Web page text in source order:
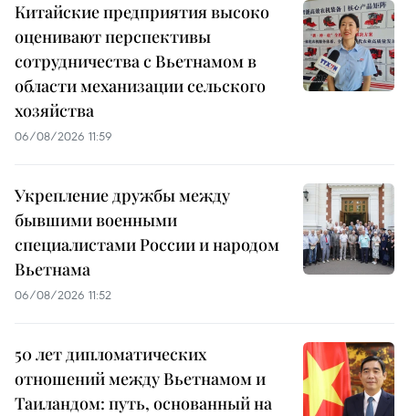
Китайские предприятия высоко
оценивают перспективы
сотрудничества с Вьетнамом в
области механизации сельского
хозяйства
06/08/2026 11:59
Укрепление дружбы между
бывшими военными
специалистами России и народом
Вьетнама
06/08/2026 11:52
50 лет дипломатических
отношений между Вьетнамом и
Таиландом: путь, основанный на